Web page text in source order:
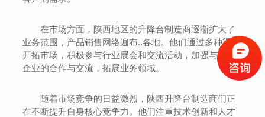
在市场方面，陕西地区的升降台制造商逐渐扩大了
业务范围，产品销售网络遍布..各地。他们通过多种渠道
开拓市场，积极参与行业展会和交流活动，加强与其他
企业的合作与交流，拓展业务领域。
随着市场竞争的日益激烈，陕西升降台制造商们正
在不断提升自身核心竞争力。他们注重技术创新和人才